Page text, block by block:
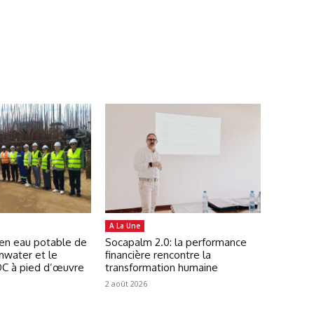
eau potable de
et le
à pied d’œuvre
A La Une
Socapalm 2.0: la performance
financière rencontre la
transformation humaine
2 août 2026